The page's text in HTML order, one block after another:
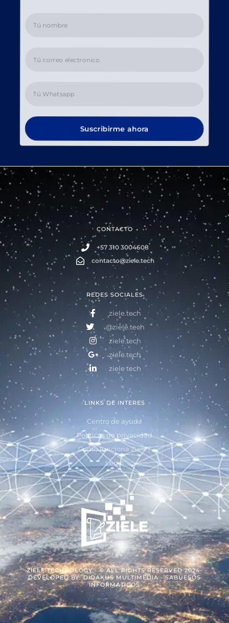
Suscribirme ahora
CONTACTO
+57 310 3004608
contacto@ziele.tech
REDES SOCIALES
ziele.tech
@ziele.tech
ziele.tech
ziele.tech
ziele tech
LINKS DE INTERES
Centro de ayuda
Políticas de privacidad
Como funciona Ziele?
Legal
ZIELE TECHNOLOGY - © ALL RIGHTS RESERVED 2024-
DEVELOPED BY: DIDAKUS MULTIMEDIA - SABUESOS
INFORMATICOS